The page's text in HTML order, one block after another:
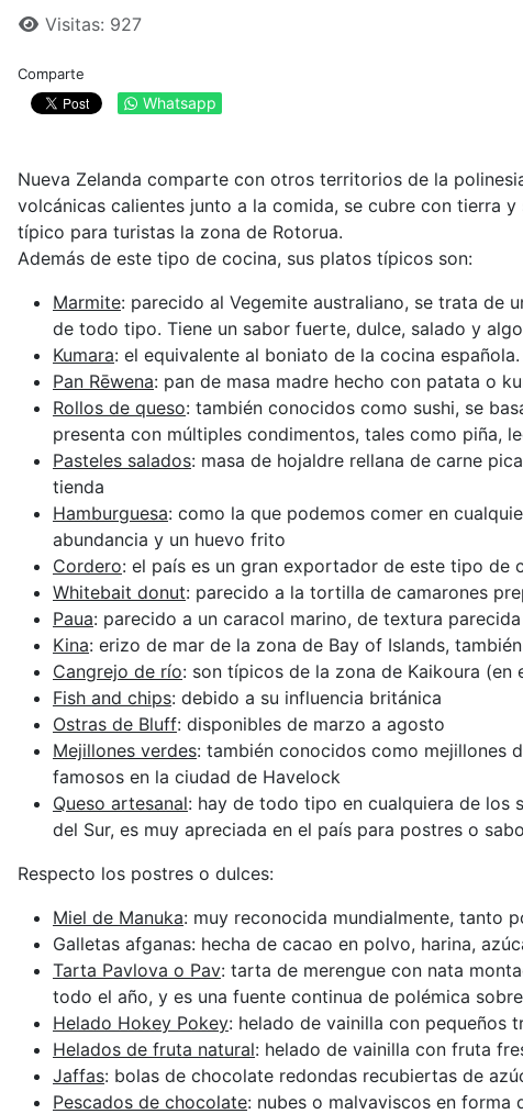
Visitas: 927
Comparte
Whatsapp
Nueva Zelanda comparte con otros territorios de la
volcánicas calientes junto a la comida, se cubre con tierra
típico para turistas la zona de Rotorua.
Además de este tipo de cocina, sus platos típicos son:
Marmite: parecido al Vegemite australiano, se trata de
de todo tipo. Tiene un sabor fuerte, dulce, salado y
Kumara: el equivalente al boniato de la cocina
Pan Rēwena: pan de masa madre hecho con patata o
Rollos de queso: también conocidos como sushi, se
presenta con múltiples condimentos, tales como piña,
Pasteles salados: masa de hojaldre rellana de carne
tienda
Hamburguesa: como la que podemos comer en
abundancia y un huevo frito
Cordero: el país es un gran exportador de este tipo de
Whitebait donut: parecido a la tortilla de camarones
Paua: parecido a un caracol marino, de textura
Kina: erizo de mar de la zona de Bay of Islands,
Cangrejo de río: son típicos de la zona de Kaikoura
Fish and chips: debido a su influencia británica
Ostras de Bluff: disponibles de marzo a agosto
Mejillones verdes: también conocidos como mejillones
famosos en la ciudad de Havelock
Queso artesanal: hay de todo tipo en cualquiera de los
del Sur, es muy apreciada en el país para postres o
Respecto los postres o dulces:
Miel de Manuka: muy reconocida mundialmente, tanto
Galletas afganas: hecha de cacao en polvo, harina,
Tarta Pavlova o Pav: tarta de merengue con nata
todo el año, y es una fuente continua de polémica
Helado Hokey Pokey: helado de vainilla con pequeños
Helados de fruta natural: helado de vainilla con fruta
Jaffas: bolas de chocolate redondas recubiertas de
Pescados de chocolate: nubes o malvaviscos en